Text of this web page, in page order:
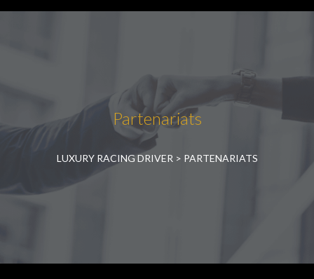
Partenariats
LUXURY RACING DRIVER > PARTENARIATS